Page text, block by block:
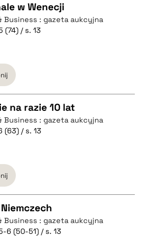
w Wenecji
Business : gazeta aukcyjna
(74) / s. 13
na razie 10 lat
Business : gazeta aukcyjna
(63) / s. 13
Business : gazeta aukcyjna
6 (50-51) / s. 13